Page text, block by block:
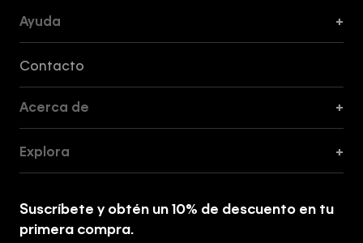
Ayuda +
Contacto
Acerca de +
Tiendas
Explora +
Suscríbete y obtén un 10% de descuento en tu
primera compra.